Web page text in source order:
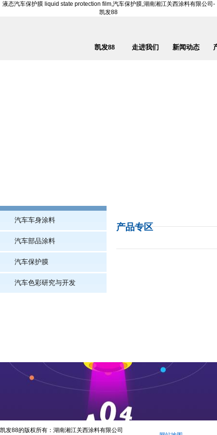
液态汽车保护膜 liquid state protection film,汽车保护膜,湖南湘江关西涂料有限公司-
凯发88
凯发88 走进我们 新闻动态
汽车车身涂料
汽车部品涂料
汽车保护膜
汽车色彩研究与开发
产品专区
凯发88的版权所有：湖南湘江关西涂料有限公司